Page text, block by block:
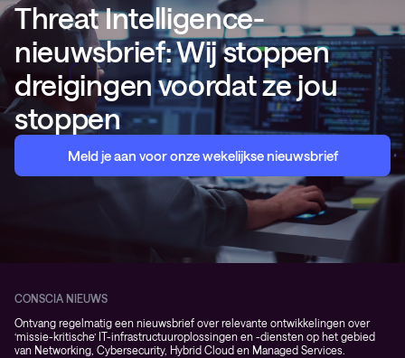
Threat Intelligence-
nieuwsbrief: Wij stoppen
dreigingen voordat ze jou
stoppen
Meld je aan voor onze wekelijkse nieuwsbrief
CONSCIA NIEUWS
Ontvang regelmatig een nieuwsbrief over relevante ontwikkelingen over
‘missie-kritische’ IT-infrastructuuroplossingen en -diensten op het gebied
van Networking, Cybersecurity, Hybrid Cloud en Managed Services.